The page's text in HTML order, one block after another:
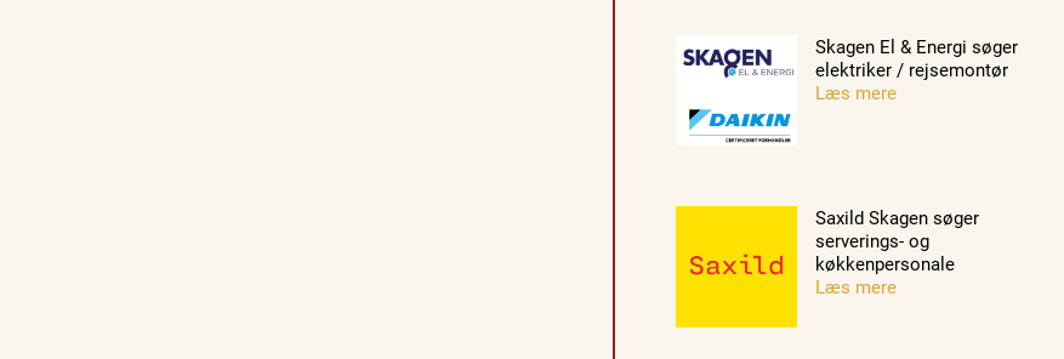
Skagen El & Energi søger
elektriker / rejsemontør
Læs mere
Saxild Skagen søger
serverings- og
køkkenpersonale
Læs mere